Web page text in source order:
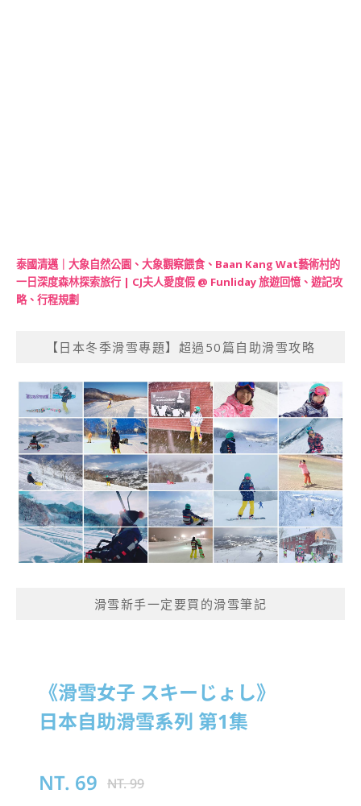
泰國清邁｜大象自然公園、大象觀察餵食、Baan Kang Wat藝術村的
一日深度森林探索旅行 | CJ夫人愛度假 @ Funliday 旅遊回憶、遊記攻
略、行程規劃
【日本冬季滑雪專題】超過50篇自助滑雪攻略
滑雪新手一定要買的滑雪筆記